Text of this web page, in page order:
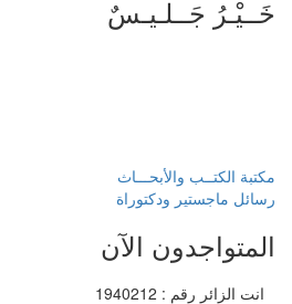
خَــيْـرُ جَــلـيـسٌ
مكتبة الكتــب والأبحـــاث
رسائل ماجستير ودكتوراة
المتواجدون الآن
انت الزائر رقم : 1940212